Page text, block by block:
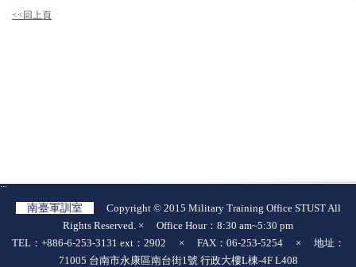
<<回上頁
:::
南臺軍訓室
Copyright © 2015 Military Training Office STUST All
Rights Reserved. × Office Hour：8:30 am~5:30 pm
TEL：+886-6-253-3131 ext：2902 × FAX：06-253-5254 × 地址：
71005 台南市永康區南台街1號 行政大樓L棟-4F L408